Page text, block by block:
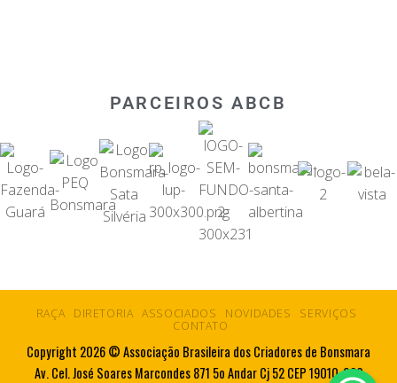
PARCEIROS ABCB
RAÇA DIRETORIA ASSOCIADOS NOVIDADES
SERVIÇOS
CONTATO
Copyright 2026 © Associação Brasileira dos Criadores de Bonsmara
Av. Cel. José Soares Marcondes 871 5o Andar Cj 52 CEP 19010-080